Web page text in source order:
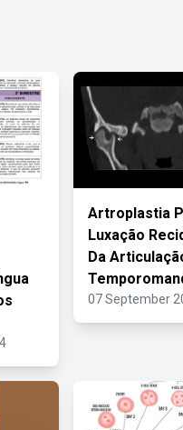
Artroplastia
Luxação
Da
07 September